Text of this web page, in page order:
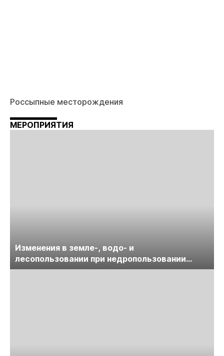
Россыпные месторождения
МЕРОПРИЯТИЯ
Изменения в земле-, водо- и
лесопользовании при недропользовании
обсудят на семинаре «ПравоТЭК»